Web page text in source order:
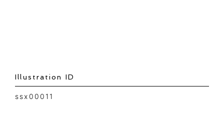
Illustration ID
ssx00011